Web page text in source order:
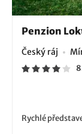
Penzion
Český ráj
Rychlé